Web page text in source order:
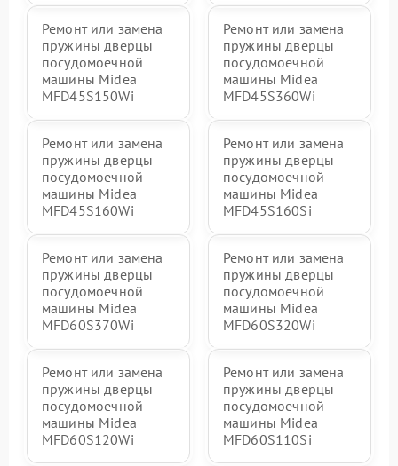
Ремонт или замена
пружины дверцы
посудомоечной
машины Midea
MFD45S150Wi
Ремонт или замена
пружины дверцы
посудомоечной
машины Midea
MFD45S360Wi
Ремонт или замена
пружины дверцы
посудомоечной
машины Midea
MFD45S160Wi
Ремонт или замена
пружины дверцы
посудомоечной
машины Midea
MFD45S160Si
Ремонт или замена
пружины дверцы
посудомоечной
машины Midea
MFD60S370Wi
Ремонт или замена
пружины дверцы
посудомоечной
машины Midea
MFD60S320Wi
Ремонт или замена
пружины дверцы
посудомоечной
машины Midea
MFD60S120Wi
Ремонт или замена
пружины дверцы
посудомоечной
машины Midea
MFD60S110Si